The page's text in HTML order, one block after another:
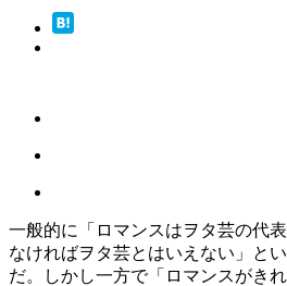
一般的に「ロマンスはヲタ芸の代
なければヲタ芸とはいえない」と
だ。しかし一方で「ロマンスがき